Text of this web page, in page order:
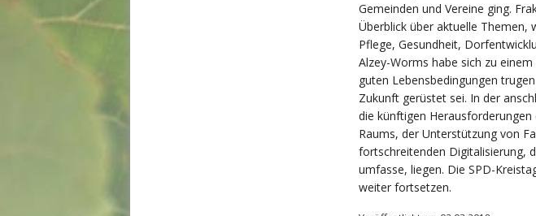
Gemeinden und Vereine ging.
Überblick über aktuelle Themen,
Pflege, Gesundheit,
Alzey-Worms habe sich zu
guten Lebensbedingungen
Zukunft gerüstet sei. In der
die künftigen
Raums, der Unterstützung von
fortschreitenden Digitalisierung,
umfasse, liegen. Die SPD-
weiter fortsetzen.